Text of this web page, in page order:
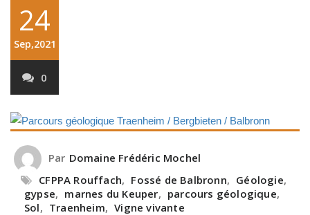
24
Sep,2021
0
Par Domaine Frédéric Mochel
CFPPA Rouffach, Fossé de Balbronn, Géologie,
gypse, marnes du Keuper, parcours géologique,
Sol, Traenheim, Vigne vivante